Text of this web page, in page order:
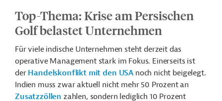
Top-Thema: Krise am Persischen
Golfbelastet Unternehmen
Für viele indische Unternehmen steht derzeit das
operative Management stark im Fokus. Einerseits ist
der Handelskonflikt mit den USAnoch nicht beigelegt.
Indien muss zwar aktuell nicht mehr 50 Prozent an
Zusatzzöllen zahlen, sondern lediglich 10 Prozent